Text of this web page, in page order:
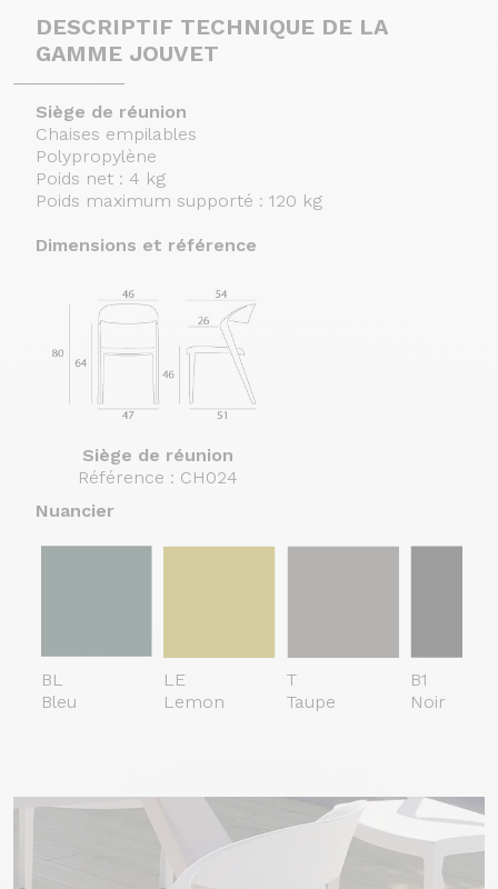
Nous respectons votre vie privée.
DESCRIPTIF TECHNIQUE DE LA
GAMME JOUVET
Siège de réunion
Chaises empilables
Polypropylène
Poids net : 4 kg
Poids maximum supporté : 120 kg
Dimensions et référence
Siège de réunion
Référence : CH024
Nuancier
BL
Bleu
LE
Lemon
T
Taupe
B1
Noir